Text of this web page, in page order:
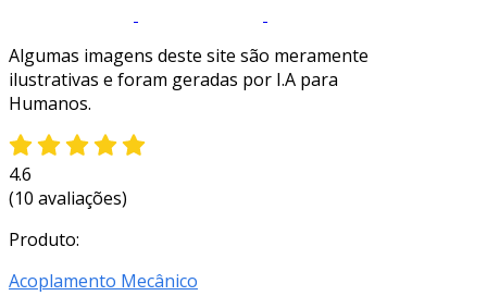
Algumas imagens deste site são meramente
ilustrativas e foram geradas por I.A para
Humanos.
4.6
(10 avaliações)
Produto:
Acoplamento Mecânico